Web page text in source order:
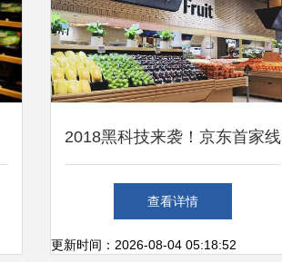
2018黑科技来袭！京东首家线
下生鲜超市7FRESH开业，重
塑新鲜水果零售体验
查看详情
更新时间：2026-08-04 05:18:52